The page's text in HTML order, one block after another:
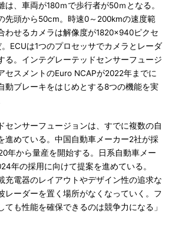
は、車両が180ｍで歩行者が50ｍとなる。
先頭から50cm。時速0～200kmの速度範
わせるカメラは解像度が1820×940ピクセ
ECUは1つのプロセッサでカメラとレーダ
る。インテグレーテッドセンサーフュージ
セスメントのEuro NCAPが2022年までに
動ブレーキをはじめとする8つの機能を実
ンサーフュージョンは、すでに複数の自
進めている。中国自動車メーカー2社が採
年から量産を開始する。日系自動車メー
年の採用に向けて提案を進めている。
充電器のレイアウトやデザイン性の追求な
レーダーを置く場所がなくなっていく。フ
ても性能を確保できるのは競争力になる」